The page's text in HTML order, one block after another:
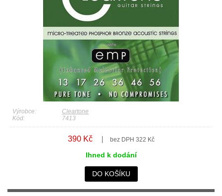
Výrobce:
Cleartone
Kód:
7413
390 Kč bez DPH 322 Kč
Ihned k dodání
DO KOŠÍKU